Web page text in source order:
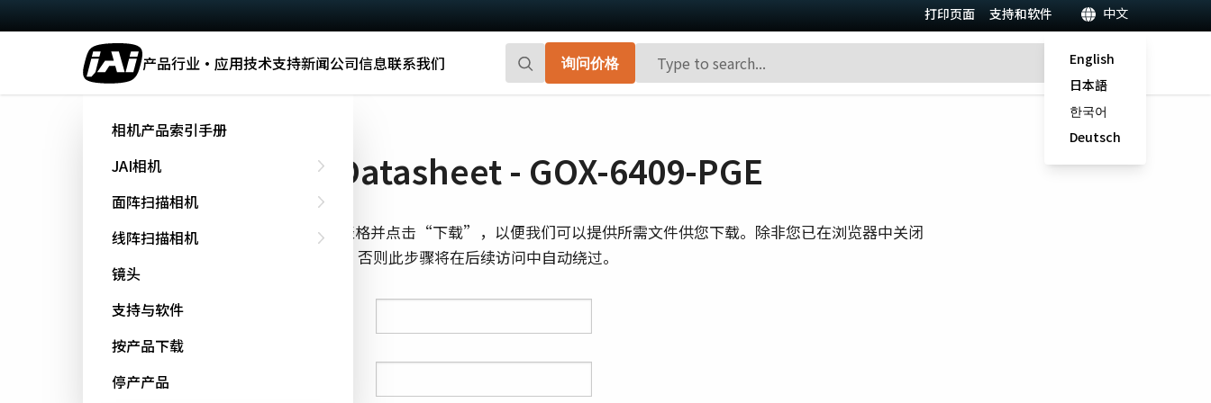
打印页面 支持和软件 中文
English
日本語
한국어
Deutsch
产品行业·应用技术支持新闻公司信息联系我们 询问价格
相机产品索引手册
JAI相机
面阵扫描相机
线阵扫描相机
镜头
支持与软件
按产品下载
停产产品
系统的CMOS区域扫描相机。
高帧率和前沿的传感器技术。
Spark系列
先进的面阵扫描相机，能够提供高分辨
率、高帧率和高图像质量。
Fusion系列
多传感器多光谱面阵扫描相机，具备适用
于专业成像应用的独特功能。
可订制搭载有两个或三个传感器的多光谱
3-CMOS棱镜式RGB面阵扫描相机，能够比
下载 Datasheet - GOX-6409-PGE
填写下面的表格并点击“下载”，以便我们可以提供所需文件供您下载。除非您已在浏览器中关闭
cookie跟踪，否则此步骤将在后续访问中自动绕过。